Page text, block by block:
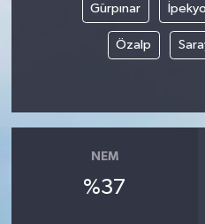
Gürpınar
Özalp
NEM
%37